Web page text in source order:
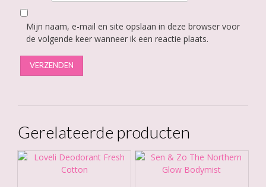
Mijn naam, e-mail en site opslaan in deze browser voor
de volgende keer wanneer ik een reactie plaats.
Gerelateerde producten